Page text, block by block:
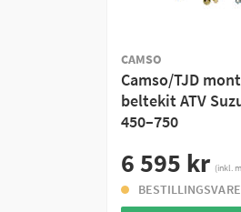
CAMSO
Camso/TJD
beltekit ATV
450–750
6 595 kr (inkl.
BESTILLINGSVARE